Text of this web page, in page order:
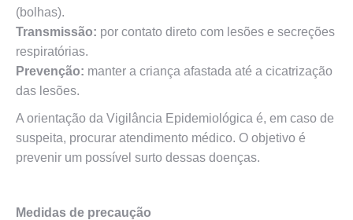
(bolhas).
Transmissão: por contato direto com lesões e secreções
respiratórias.
Prevenção: manter a criança afastada até a cicatrização
das lesões.
A orientação da Vigilância Epidemiológica é, em caso de
suspeita, procurar atendimento médico. O objetivo é
prevenir um possível surto dessas doenças.
Medidas de precaução